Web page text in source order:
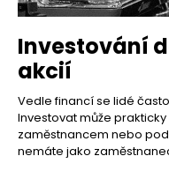
Investování
akcií
Vedle financí se lidé
Investovat může
zaměstnancem nebo
nemáte jako